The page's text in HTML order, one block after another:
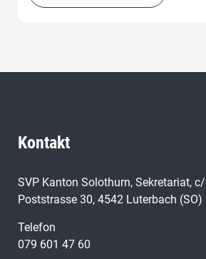
Kontakt
SVP Kanton Solothurn, Sekretariat,
Poststrasse 30, 4542 Luterbach (SO)
Telefon
079 601 47 60